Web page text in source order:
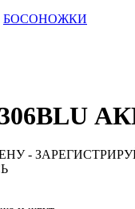
БОСОНОЖКИ
306BLU
-